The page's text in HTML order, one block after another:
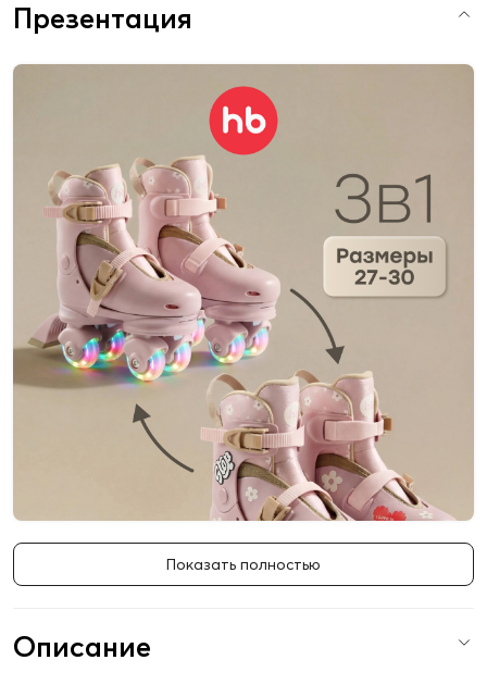
Презентация
Показать полностью
Описание